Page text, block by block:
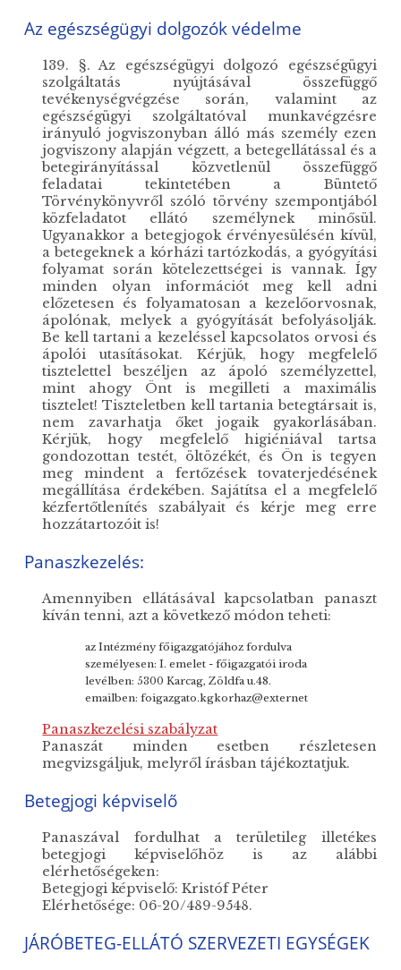
Az egészségügyi dolgozók védelme
139. §. Az egészségügyi dolgozó egészségügyi
szolgáltatás nyújtásával összefüggő
tevékenységvégzése során, valamint az
egészségügyi szolgáltatóval munkavégzésre
irányuló jogviszonyban álló más személy ezen
jogviszony alapján végzett, a betegellátással és a
betegirányítással közvetlenül összefüggő
feladatai tekintetében a Büntető
Törvénykönyvről szóló törvény szempontjából
közfeladatot ellátó személynek minősül.
Ugyanakkor a betegjogok érvényesülésén kívül,
a betegeknek a kórházi tartózkodás, a gyógyítási
folyamat során kötelezettségei is vannak. Így
minden olyan információt meg kell adni
előzetesen és folyamatosan a kezelőorvosnak,
ápolónak, melyek a gyógyítását befolyásolják.
Be kell tartani a kezeléssel kapcsolatos orvosi és
ápolói utasításokat. Kérjük, hogy megfelelő
tisztelettel beszéljen az ápoló személyzettel,
mint ahogy Önt is megilleti a maximális
tisztelet! Tiszteletben kell tartania betegtársait is,
nem zavarhatja őket jogaik gyakorlásában.
Kérjük, hogy megfelelő higiéniával tartsa
gondozottan testét, öltözékét, és Ön is tegyen
meg mindent a fertőzések tovaterjedésének
megállítása érdekében. Sajátítsa el a megfelelő
kézfertőtlenítés szabályait és kérje meg erre
hozzátartozóit is!
Panaszkezelés:
Amennyiben ellátásával kapcsolatban panaszt
kíván tenni, azt a következő módon teheti:
az Intézmény főigazgatójához fordulva
személyesen: I. emelet - főigazgatói iroda
levélben: 5300 Karcag, Zöldfa u.48.
emailben: foigazgato.kgkorhaz@externet
Panaszkezelési szabályzat
Panaszát minden esetben részletesen
megvizsgáljuk, melyről írásban tájékoztatjuk.
Betegjogi képviselő
Panaszával fordulhat a területileg illetékes
betegjogi képviselőhöz is az alábbi
elérhetőségeken:
Betegjogi képviselő: Kristóf Péter
Elérhetősége: 06-20/489-9548.
JÁRÓBETEG-ELLÁTÓ SZERVEZETI EGYSÉGEK